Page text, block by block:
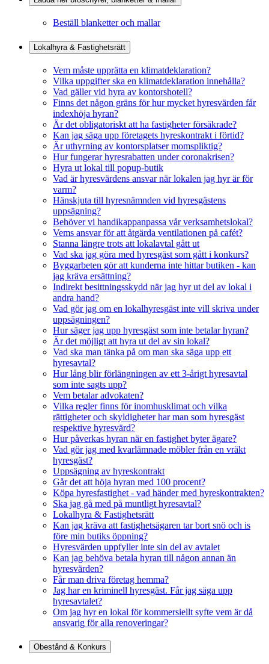
Beställ blanketter och mallar
Lokalhyra & Fastighetsrätt
Vem måste upprätta en klimatdeklaration?
Vilka uppgifter ska en klimatdeklaration innehålla?
Vad gäller vid hyra av kontorshotell?
Finns det någon gräns för hur mycket hyresvärden får
indexhöja hyran?
Är det obligatoriskt att ha fastigheter försäkrade?
Kan jag säga upp företagets hyreskontrakt i förtid?
Är uthyrning av kontorsplatser momspliktig?
Hur fungerar hyresrabatten under coronakrisen?
Hyra ut lokal till popup-butik
Vad är hyresvärdens ansvar när lokalen jag hyr är för
varm?
Hänskjuta till hyresnämnden vid hyresgästens
uppsägning?
Behöver vi handikappanpassa vår verksamhetslokal?
Vems ansvar för att åtgärda ventilationen på cafét?
Stanna längre trots att lokalavtal gått ut
Vad ska jag göra med hyresgäst som gått i konkurs?
Byggarbeten gör att kunderna inte hittar butiken - kan
jag kräva ersättning?
Indirekt besittningsskydd när jag hyr ut del av lokal i
andra hand?
Vad gör jag om en lokalhyresgäst inte vill skriva under
uppsägningen?
Hur säger jag upp hyresgäst som inte betalar hyran?
Är det möjligt att hyra ut del av sin lokal?
Vad ska man tänka på om man ska säga upp ett
hyresavtal?
Hur lång blir förlängningen av ett 3-årigt hyresavtal
som inte sagts upp?
Vem betalar advokaten?
Vilka regler finns för inomhusklimat och vilka
rättigheter och skyldigheter har man som hyresgäst
respektive hyresvärd?
Hur påverkas hyran när en fastighet byter ägare?
Vad gör jag med kvarlämnade möbler från en vräkt
hyresgäst?
Uppsägning av hyreskontrakt
Går det att höja hyran med 100 procent?
Köpa hyresfastighet - vad händer med hyreskontrakten?
Ska jag gå med på muntligt hyresavtal?
Lokalhyra & Fastighetsrätt
Kan jag kräva att fastighetsägaren tar bort snö och is
före min butiks öppning?
Hyresvärden uppfyller inte sin del av avtalet
Kan jag behöva betala hyran till någon annan än
hyresvärden?
Får man driva företag hemma?
Jag har en kriminell hyresgäst. Får jag säga upp
hyresavtalet?
Om jag hyr en lokal för kommersiellt syfte vem är då
ansvarig för alla renoveringar?
Obestånd & Konkurs